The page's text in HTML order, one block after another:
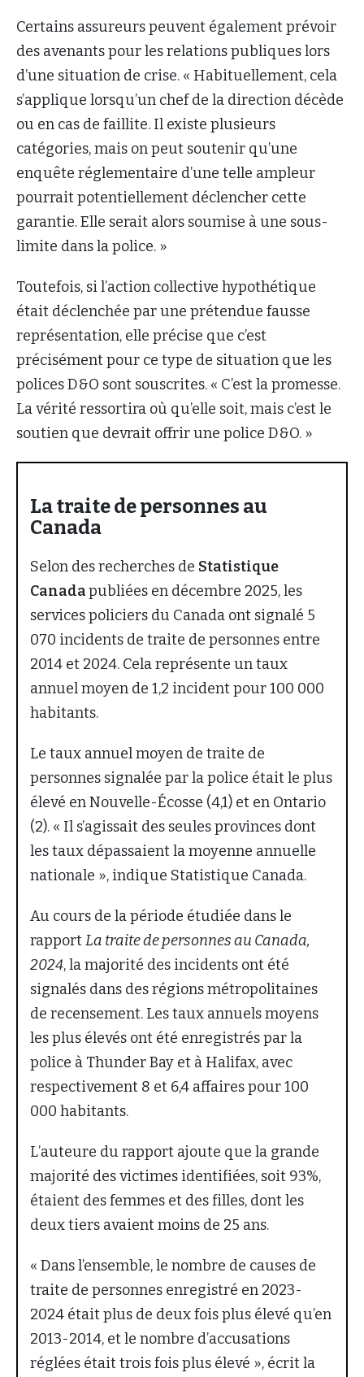
Certains assureurs peuvent également prévoir
des avenants pour les relations publiques lors
d’une situation de crise. « Habituellement, cela
s’applique lorsqu’un chef de la direction décède
ou en cas de faillite. Il existe plusieurs
catégories, mais on peut soutenir qu’une
enquête réglementaire d’une telle ampleur
pourrait potentiellement déclencher cette
garantie. Elle serait alors soumise à une sous-
limite dans la police. »
Toutefois, si l’action collective hypothétique
était déclenchée par une prétendue fausse
représentation, elle précise que c’est
précisément pour ce type de situation que les
polices D&O sont souscrites. « C’est la promesse.
La vérité ressortira où qu’elle soit, mais c’est le
soutien que devrait offrir une police D&O. »
La traite de personnes au
Canada
Selon des recherches de Statistique
Canadapubliées en décembre 2025, les
services policiers du Canada ont signalé 5
070 incidents de traite de personnes entre
2014 et 2024. Cela représente un taux
annuel moyen de 1,2 incident pour 100 000
habitants.
Le taux annuel moyen de traite de
personnes signalée par la police était le plus
élevé en Nouvelle-Écosse (4,1) et en Ontario
(2). « Il s’agissait des seules provinces dont
les taux dépassaient la moyenne annuelle
nationale », indique Statistique Canada.
Au cours de la période étudiée dans le
rapportLa traite de personnes au Canada,
2024, la majorité des incidents ont été
signalés dans des régions métropolitaines
de recensement. Les taux annuels moyens
les plus élevés ont été enregistrés par la
police à Thunder Bay et à Halifax, avec
respectivement 8 et 6,4 affaires pour 100
000 habitants.
L’auteure du rapport ajoute que la grande
majorité des victimes identifiées, soit 93%,
étaient des femmes et des filles, dont les
deux tiers avaient moins de 25 ans.
« Dans l’ensemble, le nombre de causes de
traite de personnes enregistré en 2023-
2024 était plus de deux fois plus élevé qu’en
2013-2014, et le nombre d’accusations
réglées était trois fois plus élevé », écrit la